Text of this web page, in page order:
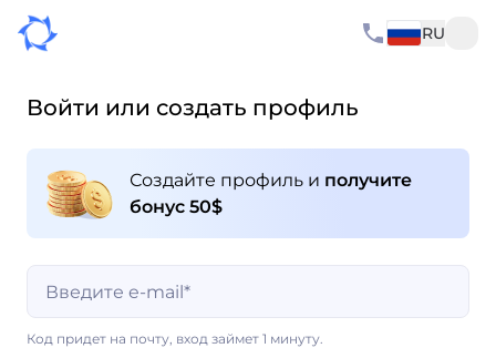
RU
Войти или создать профиль
Создайте профиль и получите
бонус 50$
Код придет на почту, вход займет 1 минуту.